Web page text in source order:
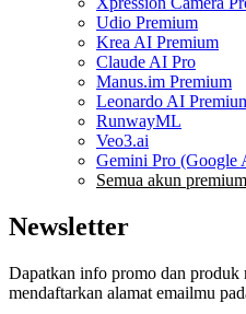
Udio Premium
Krea AI Premium
Claude AI Pro
Manus.im Premium
Leonardo AI
RunwayML
Veo3.ai
Gemini Pro (Google
Semua akun
Newsletter
Dapatkan info promo dan
mendaftarkan alamat emailmu